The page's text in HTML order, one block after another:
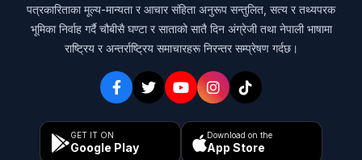
पत्रकारिताका मूल्य-मान्यता र आचार संहिता अनुरूप सन्तुलित, सत्य र तथ्यपरक
भूमिका निर्वाह गर्दै चौबीसै घण्टा र साताको सातै दिन अंग्रेजी तथा नेपाली भाषामा
राष्ट्रिय र अन्तर्राष्ट्रिय समाचारहरू निरन्तर सम्प्रेषण गर्दछ।
GET IT ON
Google Play
Download on the
App Store